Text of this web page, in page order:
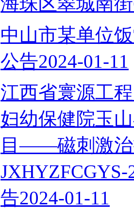
中山市某单位
公告2024-01-11
江西省寰源工
妇幼保健院玉
目——磁刺激治
告2024-01-11